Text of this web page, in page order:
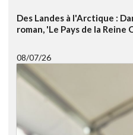
Des Landes à l'Arctique :
roman, 'Le Pays de la Reine
08/07/26